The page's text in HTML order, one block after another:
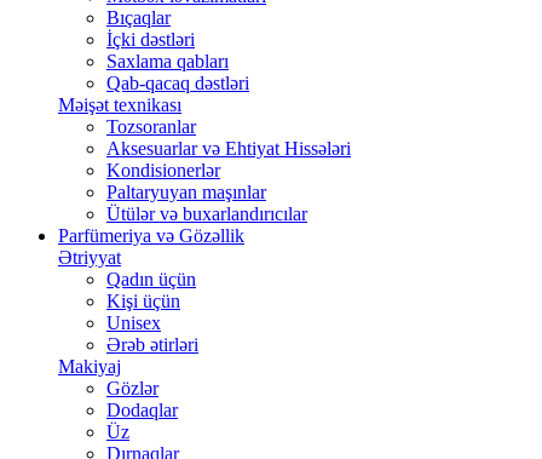
Bıçaqlar
İçki dəstləri
Saxlama qabları
Qab-qacaq dəstləri
Məişət texnikası
Tozsoranlar
Aksesuarlar və Ehtiyat Hissələri
Kondisionerlər
Paltaryuyan maşınlar
Ütülər və buxarlandırıcılar
Parfümeriya və Gözəllik
Ətriyyat
Qadın üçün
Kişi üçün
Unisex
Ərəb ətirləri
Makiyaj
Gözlər
Dodaqlar
Üz
Dırnaqlar